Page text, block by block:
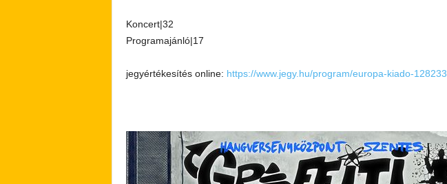
Koncert|32
Programajánló|17
jegyértékesítés online: https://www.jegy.hu/program/europa-kiado-128233